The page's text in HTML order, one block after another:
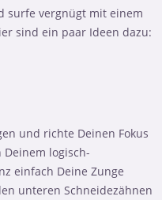
surfe vergnügt mit einem
sind ein paar Ideen dazu:
und richte Deinen Fokus
Deinem logisch-
einfach Deine Zunge
unteren Schneidezähnen